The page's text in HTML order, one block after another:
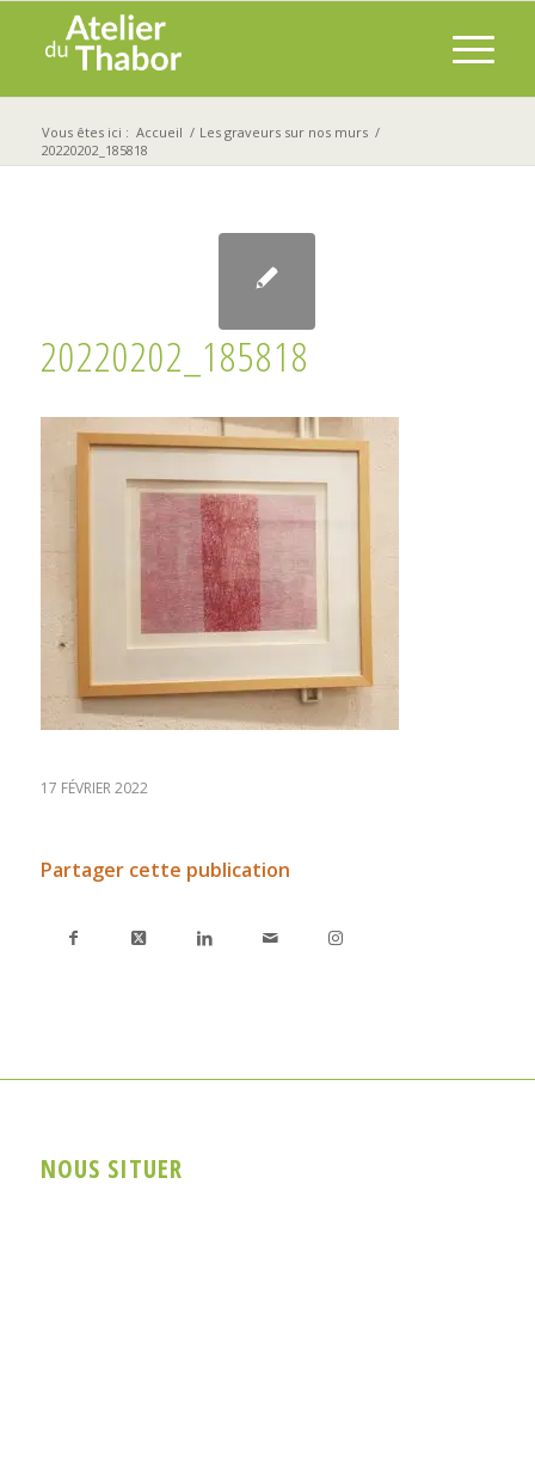
Vous êtes ici : Accueil / Les graveurs sur nos murs /
20220202_185818
20220202_185818
17 FÉVRIER 2022
Partager cette publication
NOUS SITUER